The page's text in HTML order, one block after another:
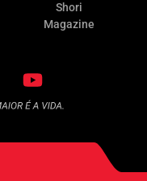
Shori
Magazine